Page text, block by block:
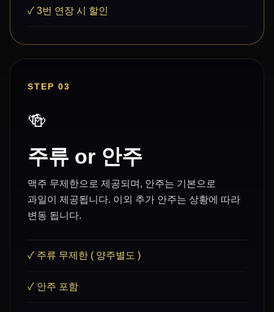
✓ 3번 연장 시 할인
STEP 03
🍻
주류 or 안주
맥주 무제한으로 제공되며, 안주는 기본으로
과일이 제공됩니다. 이외 추가 안주는 상황에 따라
변동 됩니다.
✓ 주류 무제한 ( 양주별도 )
✓ 안주 포함